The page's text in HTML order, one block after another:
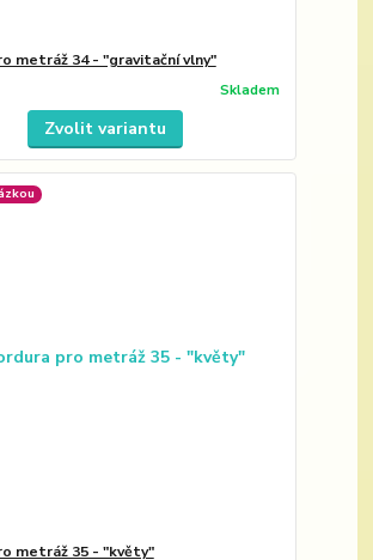
metráž 34 - "gravitační vlny"
Skladem
Zvolit variantu
metráž 35 - "květy"